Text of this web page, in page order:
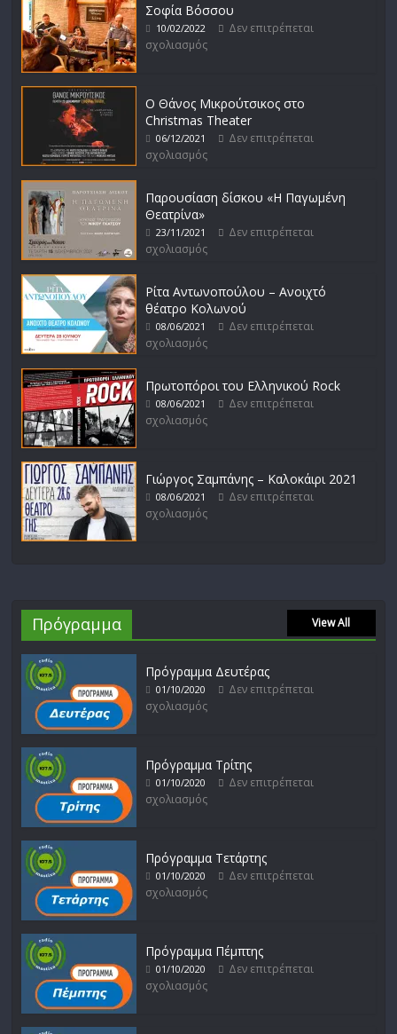
Σοφία Βόσσου
10/02/2022
Δεν επιτρέπεται
σχολιασμός
Ο Θάνος Μικρούτσικος στο
Christmas Theater
06/12/2021
Δεν επιτρέπεται
σχολιασμός
Παρουσίαση δίσκου «Η Παγωμένη
Θεατρίνα»
23/11/2021
Δεν επιτρέπεται
σχολιασμός
Ρίτα Αντωνοπούλου – Ανοιχτό
θέατρο Κολωνού
08/06/2021
Δεν επιτρέπεται
σχολιασμός
Πρωτοπόροι του Ελληνικού Rock
08/06/2021
Δεν επιτρέπεται
σχολιασμός
Γιώργος Σαμπάνης – Καλοκάιρι 2021
08/06/2021
Δεν επιτρέπεται
σχολιασμός
Πρόγραμμα View All
Πρόγραμμα Δευτέρας
01/10/2020
Δεν επιτρέπεται
σχολιασμός
Πρόγραμμα Τρίτης
01/10/2020
Δεν επιτρέπεται
σχολιασμός
Πρόγραμμα Τετάρτης
01/10/2020
Δεν επιτρέπεται
σχολιασμός
Πρόγραμμα Πέμπτης
01/10/2020
Δεν επιτρέπεται
σχολιασμός